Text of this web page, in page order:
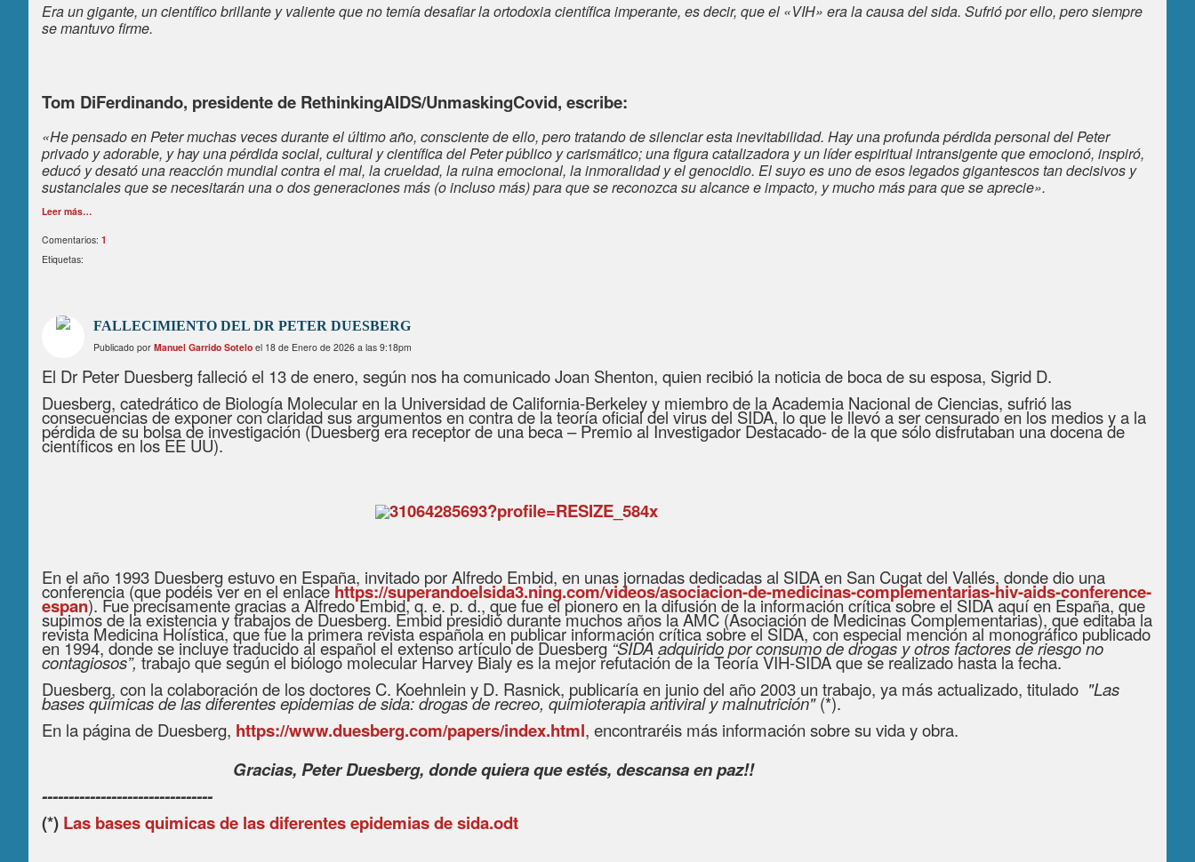
Era un gigante, un científico brillante y valiente que no temía desafiar la ortodoxia científica imperante, es decir, que el «VIH» era la causa del sida. Sufrió por ello, pero siempre
se mantuvo firme.
Tom DiFerdinando, presidente de RethinkingAIDS/UnmaskingCovid, escribe:
«He pensado en Peter muchas veces durante el último año, consciente de ello, pero tratando de silenciar esta inevitabilidad. Hay una profunda pérdida personal del Peter
privado y adorable, y hay una pérdida social, cultural y científica del Peter público y carismático; una figura catalizadora y un líder espiritual intransigente que emocionó, inspiró,
educó y desató una reacción mundial contra el mal, la crueldad, la ruina emocional, la inmoralidad y el genocidio. El suyo es uno de esos legados gigantescos tan decisivos y
sustanciales que se necesitarán una o dos generaciones más (o incluso más) para que se reconozca su alcance e impacto, y mucho más para que se aprecie».
Leer más…
Comentarios: 1
Etiquetas:
FALLECIMIENTO DEL DR PETER DUESBERG
Publicado por Manuel Garrido Sotelo el 18 de Enero de 2026 a las 9:18pm
El Dr Peter Duesberg falleció el 13 de enero, según nos ha comunicado Joan Shenton, quien recibió la noticia de boca de su esposa, Sigrid D.
Duesberg, catedrático de Biología Molecular en la Universidad de California-Berkeley y miembro de la Academia Nacional de Ciencias, sufrió las
consecuencias de exponer con claridad sus argumentos en contra de la teoría oficial del virus del SIDA, lo que le llevó a ser censurado en los medios y a la
pérdida de su bolsa de investigación (Duesberg era receptor de una beca – Premio al Investigador Destacado- de la que sólo disfrutaban una docena de
científicos en los EE UU).
En el año 1993 Duesberg estuvo en España, invitado por Alfredo Embid, en unas jornadas dedicadas al SIDA en San Cugat del Vallés, donde dio una
conferencia (que podéis ver en el enlacehttps://superandoelsida3.ning.com/videos/asociacion-de-medicinas-complementarias-hiv-aids-conference-
espan). Fue precisamente gracias a Alfredo Embid, q. e. p. d., que fue el pionero en la difusión de la información crítica sobre el SIDA aquí en España, que
supimos de la existencia y trabajos de Duesberg. Embid presidió durante muchos años la AMC (Asociación de Medicinas Complementarias), que editaba la
revista Medicina Holística, que fue la primera revista española en publicar información crítica sobre el SIDA, con especial mención al monográfico publicado
en 1994, donde se incluye traducido al español el extenso artículo de Duesberg“SIDA adquirido por consumo de drogas y otros factores de riesgo no
contagiosos”,trabajo que según el biólogo molecular Harvey Bialy es la mejor refutación de la Teoría VIH-SIDA que se realizado hasta la fecha.
Duesberg, con la colaboración de los doctores C. Koehnlein y D. Rasnick, publicaría en junio del año 2003 un trabajo, ya más actualizado, titulado "Las
bases químicas de las diferentes epidemias de sida: drogas de recreo, quimioterapia antiviral y malnutrición"(*).
En la página de Duesberg, https://www.duesberg.com/papers/index.html, encontraréis más información sobre su vida y obra.
Gracias, Peter Duesberg, donde quiera que estés, descansa en paz!!
--------------------------------
(*) Las bases quimicas de las diferentes epidemias de sida.odt